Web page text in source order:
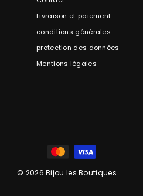
Livraison et paiement
conditions générales
protection des données
Mentions légales
© 2026 Bijou les Boutiques